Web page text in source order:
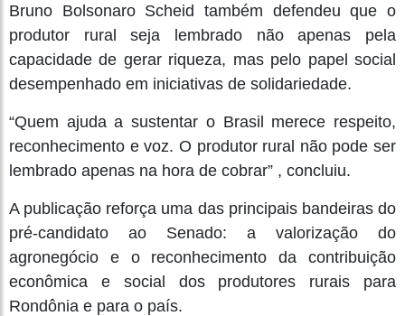
Bruno Bolsonaro Scheid também defendeu que o
produtor rural seja lembrado não apenas pela
capacidade de gerar riqueza, mas pelo papel social
desempenhado em iniciativas de solidariedade.
“Quem ajuda a sustentar o Brasil merece respeito,
reconhecimento e voz. O produtor rural não pode ser
lembrado apenas na hora de cobrar” , concluiu.
A publicação reforça uma das principais bandeiras do
pré-candidato ao Senado: a valorização do
agronegócio e o reconhecimento da contribuição
econômica e social dos produtores rurais para
Rondônia e para o país.